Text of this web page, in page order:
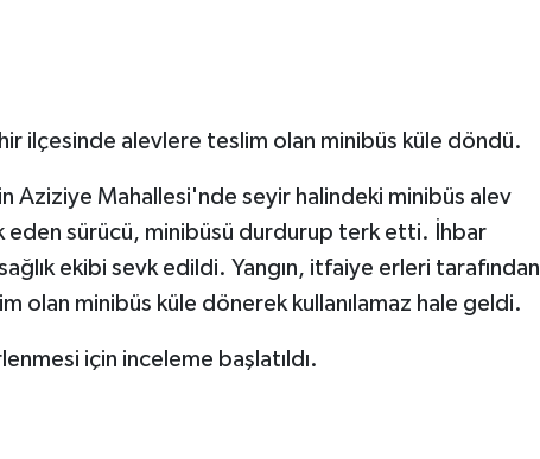
ilçesinde alevlere teslim olan minibüs küle döndü.
Aziziye Mahallesi'nde seyir halindeki minibüs alev
eden sürücü, minibüsü durdurup terk etti. İhbar
ekibi sevk edildi. Yangın, itfaiye erleri tarafından
olan minibüs küle dönerek kullanılamaz hale geldi.
için inceleme başlatıldı.